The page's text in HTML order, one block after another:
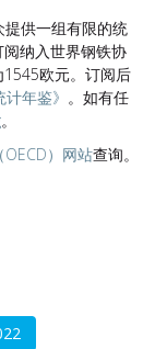
提供一组有限的统
阅纳入世界钢铁协
欧元。订阅后
计年鉴》 。如有任
。
）网站查询。